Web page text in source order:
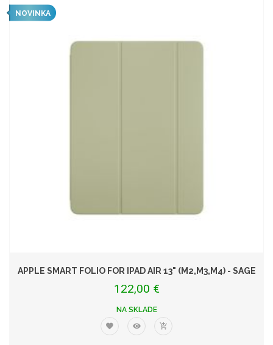
NOVINKA
APPLE SMART FOLIO FOR IPAD AIR 13" (M2,M3,M4) - SAGE
122,00 €
NA SKLADE